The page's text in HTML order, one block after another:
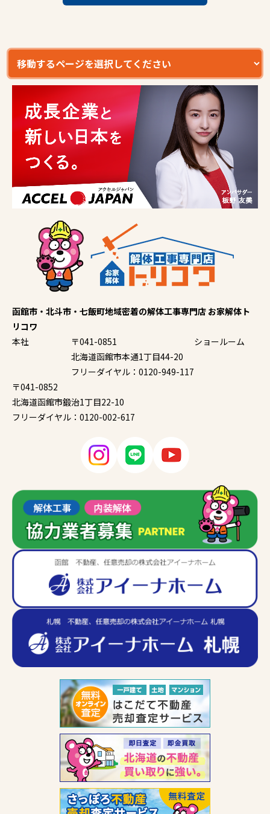
函館市・北斗市・七飯町地域密着の解体工事専門店 お家解体ト
リコワ
本社
〒041-0851
北海道函館市本通1丁目44-20
フリーダイヤル：0120-949-117
ショールーム
〒041-0852
北海道函館市鍛治1丁目22-10
フリーダイヤル：0120-002-617